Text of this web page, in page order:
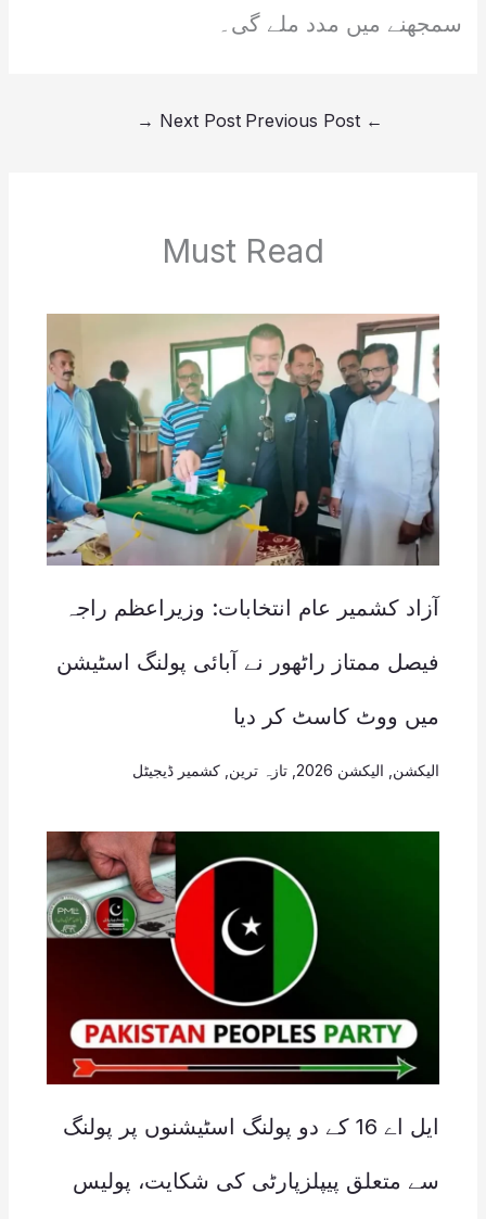
سمجھنے میں مدد ملے گی۔
←
Next Post
→
Must Read
آزاد کشمیر عام انتخابات: وزیراعظم راجہ
فیصل ممتاز راٹھور نے آبائی پولنگ اسٹیشن
میں ووٹ کاسٹ کر دیا
الیکشن الیکشن 2026 , تازہ ترین کشمیر ڈیجیٹل
ایل اے 16 کے دو پولنگ اسٹیشنوں پر پولنگ
سے متعلق پیپلزپارٹی کی شکایت، پولیس